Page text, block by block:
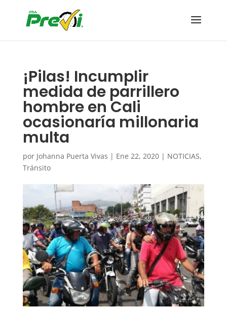
¡Pilas! Incumplir
medida de parrillero
hombre en Cali
ocasionaría millonaria
multa
por Johanna Puerta Vivas | Ene 22, 2020| NOTICIAS,
Tránsito